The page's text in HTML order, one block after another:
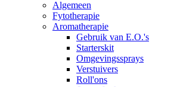
Algemeen
Fytotherapie
Aromatherapie
Gebruik van E.O.'s
Starterskit
Omgevingssprays
Verstuivers
Roll'ons